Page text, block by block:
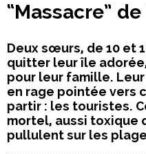
“Massacre”
Deux sœurs, de 10 et
quitter leur île
pour leur famille.
en rage pointée vers
partir : les touristes.
mortel, aussi toxique
pullulent sur les